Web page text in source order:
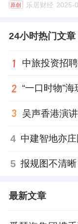
原创 乐居财经 2025-
24小时热门文章
4
5 报规图不清
最新文章